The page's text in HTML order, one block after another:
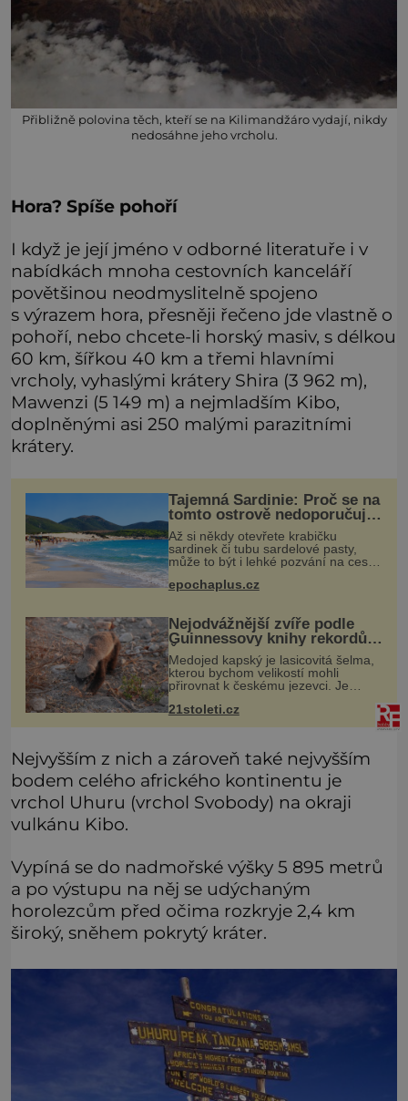
Přibližně polovina těch, kteří se na Kilimandžáro vydají, nikdy
nedosáhne jeho vrcholu.
Hora? Spíše pohoří
I když je její jméno v odborné literatuře i v
nabídkách mnoha cestovních kanceláří
povětšinou neodmyslitelně spojeno
s výrazem hora, přesněji řečeno jde vlastně o
pohoří, nebo chcete-li horský masiv, s délkou
60 km, šířkou 40 km a třemi hlavními
vrcholy, vyhaslými krátery Shira (3 962 m),
Mawenzi (5 149 m) a nejmladším Kibo,
doplněnými asi 250 malými parazitními
krátery.
Tajemná Sardinie: Proč se na
tomto ostrově nedoporučuje
pytlovat „mořské
brambory“?
Až si někdy otevřete krabičku
sardinek či tubu sardelové pasty,
může to být i lehké pozvání na cestu
do srdce Středozemního moře, na
ostrov hrdých Sardů. Věděli jste, že
epochaplus.cz
Nejodvážnější zvíře podle
Guinnessovy knihy rekordů?
Šelmička s pruhem na
hřbetě!
Medojed kapský je lasicovitá šelma,
kterou bychom velikostí mohli
přirovnat k českému jezevci. Je
extrémně nebojácná, ostatně bývá
označována za nejodvážnější zvíře
21stoleti.cz
Nejvyšším z nich a zároveň také nejvyšším
bodem celého afrického kontinentu je
vrchol Uhuru (vrchol Svobody) na okraji
vulkánu Kibo.
Vypíná se do nadmořské výšky 5 895 metrů
a po výstupu na něj se udýchaným
horolezcům před očima rozkryje 2,4 km
široký, sněhem pokrytý kráter.